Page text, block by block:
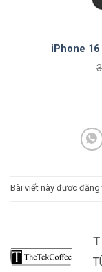
iPhone 16
Bài viết này được đăng